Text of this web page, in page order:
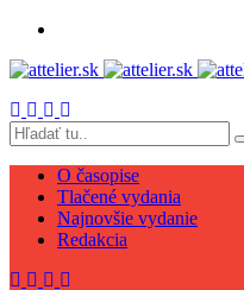
O časopise
Tlačené vydania
Najnovšie vydanie
Redakcia